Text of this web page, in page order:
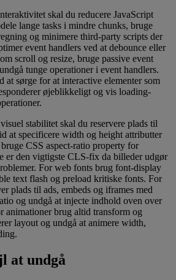
skal du reducere JavaScript
lange tasks i mindre chunks, bruge
og minimere third-party scripts der
event handlers ved at debounce eller
scroll og resize, bruge passive event
tunge operationer i event handlers.
at sørge for at interactive elementer som
øjeblikkeligt og vis loading-
stabilitet skal du reservere plads til
at specificere width og height attributter
CSS aspect-ratio property for
er den vigtigste CLS-fix da billeder udgør
For web fonts brug font-display
text flash og preload kritiske fonts. For
plads til ads, embeds og iframes med
og undgå at injecte indhold oven over
animationer brug altid transform og
layout og undgå at animere width,
at undgå